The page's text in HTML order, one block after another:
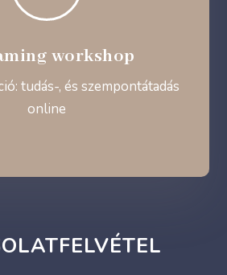
workshop
tudás-, és szempontátadás
online